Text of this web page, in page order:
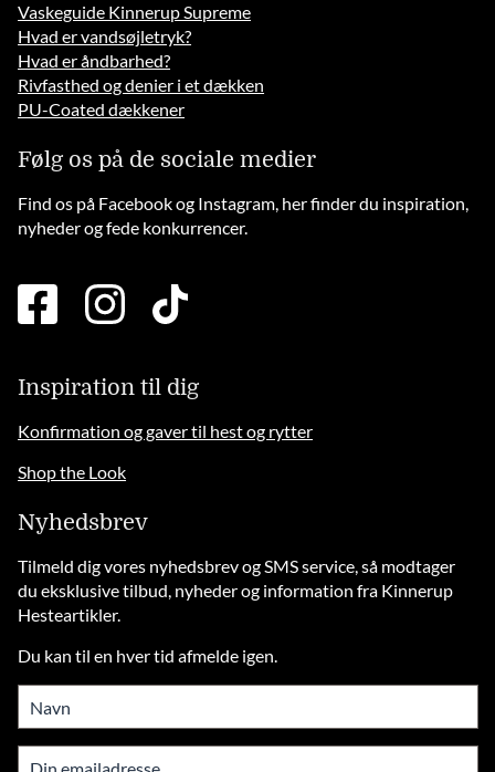
Vaskeguide Kinnerup Supreme
Hvad er vandsøjletryk?
Hvad er åndbarhed?
Rivfasthed og denier i et dækken
PU-Coated dækkener
Følg os på de sociale medier
Find os på Facebook og Instagram, her finder du inspiration,
nyheder og fede konkurrencer.
facebook
square
instagramtiktok
Inspiration til dig
Konfirmation og gaver til hest og rytter
Shop the Look
Nyhedsbrev
Tilmeld dig vores nyhedsbrev og SMS service, så modtager
du eksklusive tilbud, nyheder og information fra Kinnerup
Hesteartikler.
Du kan til en hver tid afmelde igen.